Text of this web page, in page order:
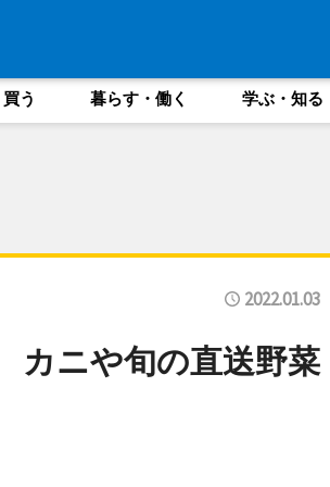
買う 暮らす・働く 学ぶ・知る
2022.01.03
カニや旬の直送野菜